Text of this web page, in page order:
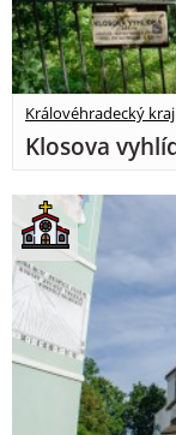
Královéhradecký kraj
Klosova